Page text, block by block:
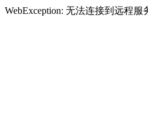
WebException: 无法连接到远程服